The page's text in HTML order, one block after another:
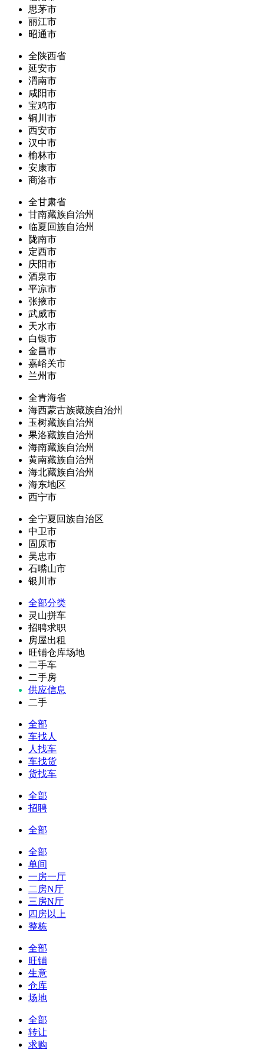
思茅市
丽江市
昭通市
全陕西省
延安市
渭南市
咸阳市
宝鸡市
铜川市
西安市
汉中市
榆林市
安康市
商洛市
全甘肃省
甘南藏族自治州
临夏回族自治州
陇南市
定西市
庆阳市
酒泉市
平凉市
张掖市
武威市
天水市
白银市
金昌市
嘉峪关市
兰州市
全青海省
海西蒙古族藏族自治州
玉树藏族自治州
果洛藏族自治州
海南藏族自治州
黄南藏族自治州
海北藏族自治州
海东地区
西宁市
全宁夏回族自治区
中卫市
固原市
吴忠市
石嘴山市
银川市
全部分类
灵山拼车
招聘求职
房屋出租
旺铺仓库场地
二手车
二手房
供应信息
二手
全部
车找人
人找车
车找货
货找车
全部
招聘
全部
全部
单间
一房一厅
二房N厅
三房N厅
四房以上
整栋
全部
旺铺
生意
仓库
场地
全部
转让
求购